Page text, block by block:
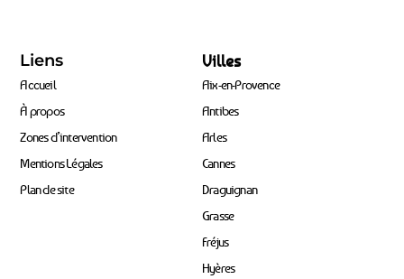
Liens
Accueil
À propos
Zones d’intervention
Mentions Légales
Plan de site
Villes
Aix-en-Provence
Antibes
Arles
Cannes
Draguignan
Grasse
Fréjus
Hyères